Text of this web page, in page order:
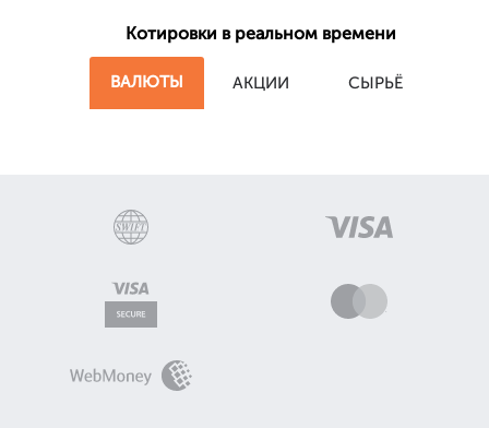
Котировки в реальном времени
ВАЛЮТЫ АКЦИИ СЫРЬЁ